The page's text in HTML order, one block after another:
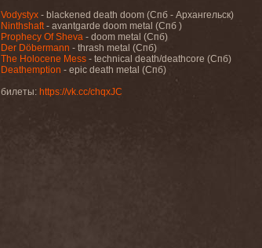
Vodystyx - blackened death doom (Спб - Архангельск)
Ninthshaft- avantgarde doom metal (Спб )
Prophecy Of Sheva - doom metal (Спб)
Der Döbermann - thrash metal (Спб)
The Holocene Mess - technical death/deathcore (Спб)
Deathemption - epic death metal (Спб)
билеты: https://vk.cc/chqxJC